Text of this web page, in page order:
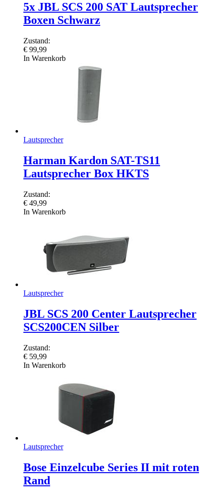
5x JBL SCS 200 SAT Lautsprecher
Boxen Schwarz
Zustand:
€ 99,99
In Warenkorb
Lautsprecher
Harman Kardon SAT-TS11
Lautsprecher Box HKTS
Zustand:
€ 49,99
In Warenkorb
Lautsprecher
JBL SCS 200 Center Lautsprecher
SCS200CEN Silber
Zustand:
€ 59,99
In Warenkorb
Lautsprecher
Bose Einzelcube Series II mit roten
Rand